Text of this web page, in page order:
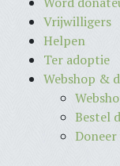
Vrijwilligers
Helpen
Ter adoptie
Webshop &
Bestel